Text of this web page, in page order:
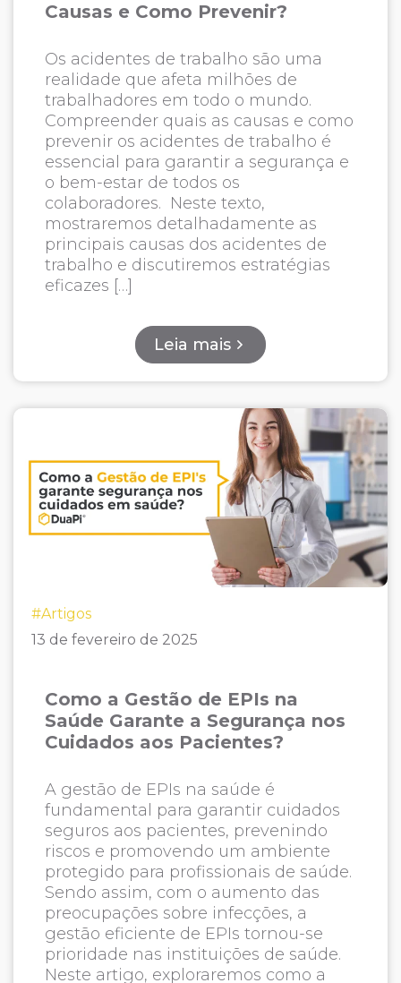
Causas e Como Prevenir?
Os acidentes de trabalho são uma
realidade que afeta milhões de
trabalhadores em todo o mundo.
Compreender quais as causas e como
prevenir os acidentes de trabalho é
essencial para garantir a segurança e
o bem-estar de todos os
colaboradores. Neste texto,
mostraremos detalhadamente as
principais causas dos acidentes de
trabalho e discutiremos estratégias
eficazes […]
Leia mais
#Artigos
13 de fevereiro de 2025
Como a Gestão de EPIs na
Saúde Garante a Segurança nos
Cuidados aos Pacientes?
A gestão de EPIs na saúde é
fundamental para garantir cuidados
seguros aos pacientes, prevenindo
riscos e promovendo um ambiente
protegido para profissionais de saúde.
Sendo assim, com o aumento das
preocupações sobre infecções, a
gestão eficiente de EPIs tornou-se
prioridade nas instituições de saúde.
Neste artigo, exploraremos como a